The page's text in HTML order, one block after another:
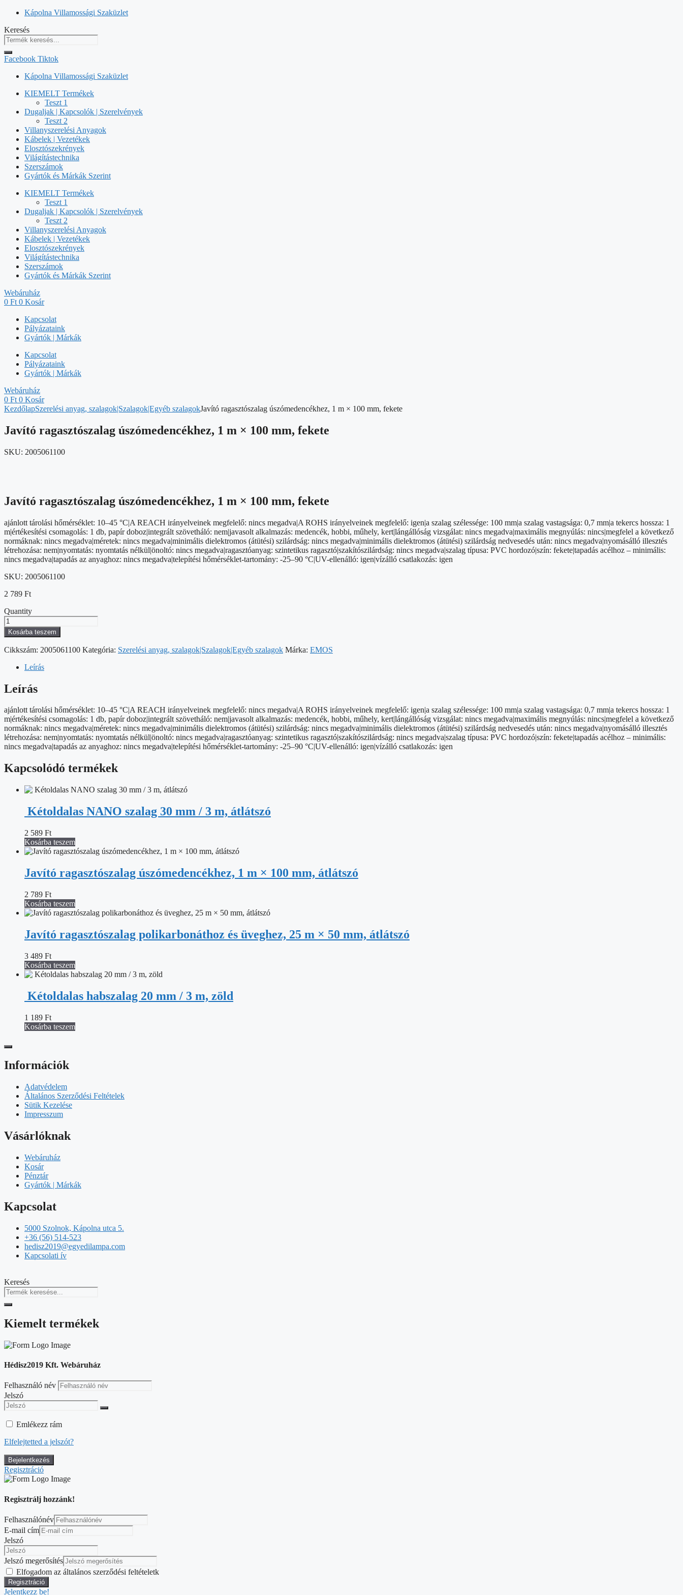
Kilépés
tartalomba
Kápolna Villamossági Szaküzlet
Keresés
Facebook Tiktok
Kápolna Villamossági Szaküzlet
KIEMELT Termékek
Teszt 1
Dugaljak | Kapcsolók | Szerelvények
Teszt 2
Villanyszerelési Anyagok
Kábelek | Vezetékek
Elosztószekrények
Világítástechnika
Szerszámok
Gyártók és Márkák Szerint
KIEMELT Termékek
Teszt 1
Dugaljak | Kapcsolók | Szerelvények
Teszt 2
Villanyszerelési Anyagok
Kábelek | Vezetékek
Elosztószekrények
Világítástechnika
Szerszámok
Gyártók és Márkák Szerint
Webáruház
0 Ft 0 Kosár
Kapcsolat
Pályázataink
Gyártók | Márkák
Kapcsolat
Pályázataink
Gyártók | Márkák
Webáruház
0 Ft 0 Kosár
KezdőlapSzerelési anyag, szalagok|Szalagok|Egyéb szalagokJavító ragasztószalag úszómedencékhez, 1 m × 100 mm, fekete
Javító ragasztószalag úszómedencékhez, 1 m × 100 mm, fekete
SKU: 2005061100
Javító ragasztószalag úszómedencékhez, 1 m × 100 mm, fekete
ajánlott tárolási hőmérséklet: 10–45 °C|A REACH irányelveinek megfelelő: nincs megadva|A ROHS irányelveinek megfelelő: igen|a szalag szélessége: 100 mm|a szalag vastagsága: 0,7 mm|a tekercs hossza: 1
m|értékesítési csomagolás: 1 db, papír doboz|integrált szövetháló: nem|javasolt alkalmazás: medencék, hobbi, műhely, kert|lángállóság vizsgálat: nincs megadva|maximális megnyúlás: nincs|megfelel a következő
normáknak: nincs megadva|méretek: nincs megadva|minimális dielektromos (átütési) szilárdság: nincs megadva|minimális dielektromos (átütési) szilárdság nedvesedés után: nincs megadva|nyomásálló illesztés
létrehozása: nem|nyomtatás: nyomtatás nélkül|önoltó: nincs megadva|ragasztóanyag: szintetikus ragasztó|szakítószilárdság: nincs megadva|szalag típusa: PVC hordozó|szín: fekete|tapadás acélhoz – minimális:
nincs megadva|tapadás az anyaghoz: nincs megadva|telepítési hőmérséklet-tartomány: -25–90 °C|UV-ellenálló: igen|vízálló csatlakozás: igen
SKU: 2005061100
2 789 Ft
Quantity
Javító
ragasztószalag
úszómedencékhez,
1
mm,
fekete
Kosárba teszem
Cikkszám: 2005061100 Kategória: Szerelési anyag, szalagok|Szalagok|Egyéb szalagok Márka: EMOS
Leírás
Leírás
ajánlott tárolási hőmérséklet: 10–45 °C|A REACH irányelveinek megfelelő: nincs megadva|A ROHS irányelveinek megfelelő: igen|a szalag szélessége: 100 mm|a szalag vastagsága: 0,7 mm|a tekercs hossza: 1
m|értékesítési csomagolás: 1 db, papír doboz|integrált szövetháló: nem|javasolt alkalmazás: medencék, hobbi, műhely, kert|lángállóság vizsgálat: nincs megadva|maximális megnyúlás: nincs|megfelel a következő
normáknak: nincs megadva|méretek: nincs megadva|minimális dielektromos (átütési) szilárdság: nincs megadva|minimális dielektromos (átütési) szilárdság nedvesedés után: nincs megadva|nyomásálló illesztés
létrehozása: nem|nyomtatás: nyomtatás nélkül|önoltó: nincs megadva|ragasztóanyag: szintetikus ragasztó|szakítószilárdság: nincs megadva|szalag típusa: PVC hordozó|szín: fekete|tapadás acélhoz – minimális:
nincs megadva|tapadás az anyaghoz: nincs megadva|telepítési hőmérséklet-tartomány: -25–90 °C|UV-ellenálló: igen|vízálló csatlakozás: igen
Kapcsolódó termékek
Kétoldalas NANO szalag 30 mm / 3 m, átlátszó
2 589 Ft
Kosárba teszem
Javító ragasztószalag úszómedencékhez, 1 m × 100 mm, átlátszó
2 789 Ft
Kosárba teszem
Javító ragasztószalag polikarbonáthoz és üveghez, 25 m × 50 mm, átlátszó
3 489 Ft
Kosárba teszem
Kétoldalas habszalag 20 mm / 3 m, zöld
1 189 Ft
Kosárba teszem
Információk
Adatvédelem
Általános Szerződési Feltételek
Sütik Kezelése
Impresszum
Vásárlóknak
Webáruház
Kosár
Pénztár
Gyártók | Márkák
Kapcsolat
5000 Szolnok, Kápolna utca 5.
+36 (56) 514-523
hedisz2019@egyedilampa.com
Kapcsolati ív
Keresés
Kiemelt termékek
Hédisz2019 Kft. Webáruház
Felhasználó név
Jelszó
Emlékezz rám
Elfelejtetted a jelszót?
Regisztráció
Regisztrálj hozzánk!
Felhasználónév
E-mail cím
Jelszó
Jelszó megerősítés
Elfogadom az általános szerződési feltételetk
Jelentkezz be!